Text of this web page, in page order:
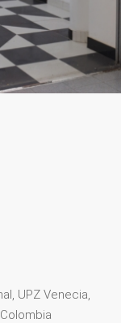
UPZ Venecia,